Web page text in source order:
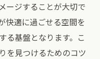
ージすることが大切で
快適に過ごせる空間を
る基盤となります。こ
を見つけるためのコツ